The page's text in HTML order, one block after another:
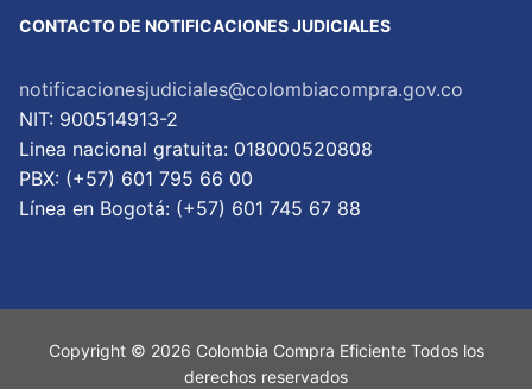
CONTACTO DE NOTIFICACIONES JUDICIALES
notificacionesjudiciales@colombiacompra.gov.co
NIT: 900514913-2
Linea nacional gratuita: 018000520808
PBX: (+57) 601 795 66 00
Lí­nea en Bogotá: (+57) 601 745 67 88
Copyright © 2026 Colombia Compra Eficiente Todos los
derechos reservados